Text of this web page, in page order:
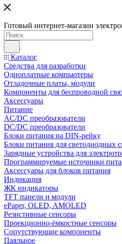
Готовый интернет-магазин
Каталог
Средства для разработки
Одноплатные компьютеры
Отладочные платы, модули
Компоненты для беспроводной
Аксессуары
Питание
AC/DC преобразователи
DC/DC преобразователи
Блоки питания на DIN-рейку
Блоки питания для светодиодных
Зарядные устройства для
Программируемые источники
Аксессуары для блоков питания
Индикация
ЖК индикаторы
TFT панели и модули
ePaper, OLED, AMOLED
Резистивные сенсоры
Проекционно-ёмкостные сенсоры
Сопутствующие компоненты
Паяльное